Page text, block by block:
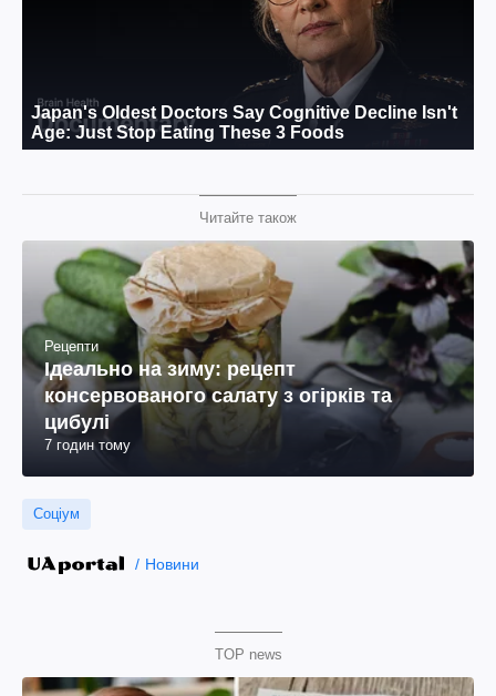
Читайте також
Рецепти
Ідеально на зиму: рецепт
консервованого салату з огірків та
цибулі
7 годин тому
Соціум
Новини
TOP news